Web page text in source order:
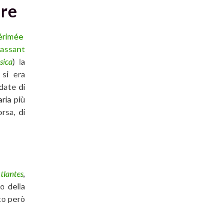
) la
era
di
più
di
,
della
però